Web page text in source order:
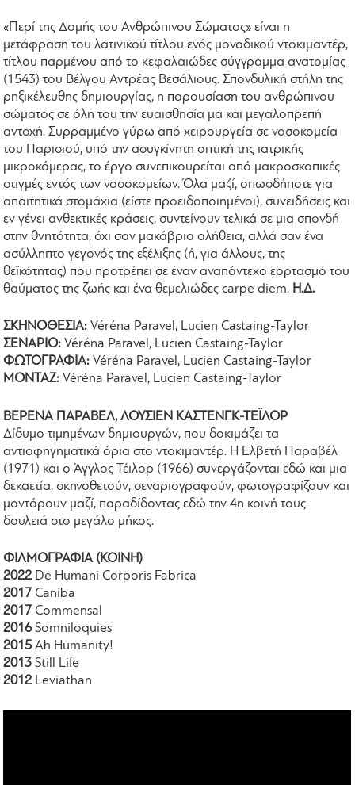
«Περί της Δομής του Ανθρώπινου Σώματος» είναι η
μετάφραση του λατινικού τίτλου ενός μοναδικού ντοκιμαντέρ,
τίτλου παρμένου από το κεφαλαιώδες σύγγραμμα ανατομίας
(1543) του Βέλγου Αντρέας Βεσάλιους. Σπονδυλική στήλη της
ρηξικέλευθης δημιουργίας, η παρουσίαση του ανθρώπινου
σώματος σε όλη του την ευαισθησία μα και μεγαλοπρεπή
αντοχή. Συρραμμένο γύρω από χειρουργεία σε νοσοκομεία
του Παρισιού, υπό την ασυγκίνητη οπτική της ιατρικής
μικροκάμερας, το έργο συνεπικουρείται από μακροσκοπικές
στιγμές εντός των νοσοκομείων. Όλα μαζί, οπωσδήποτε για
απαιτητικά στομάχια (είστε προειδοποιημένοι), συνειδήσεις και
εν γένει ανθεκτικές κράσεις, συντείνουν τελικά σε μια σπονδή
στην θνητότητα, όχι σαν μακάβρια αλήθεια, αλλά σαν ένα
ασύλληπτο γεγονός της εξέλιξης (ή, για άλλους, της
θεϊκότητας) που προτρέπει σε έναν αναπάντεχο εορτασμό του
θαύματος της ζωής και ένα θεμελιώδες carpe diem. Η.Δ.
ΣΚΗΝΟΘΕΣΙΑ: Véréna Paravel, Lucien Castaing-Taylor
ΣΕΝΑΡΙΟ: Véréna Paravel, Lucien Castaing-Taylor
ΦΩΤΟΓΡΑΦΙΑ:Véréna Paravel, Lucien Castaing-Taylor
ΜΟΝΤΑΖ: Véréna Paravel, Lucien Castaing-Taylor
ΒΕΡΕΝΑ ΠΑΡΑΒΕΛ, ΛΟΥΣΙΕΝ ΚΑΣΤΕΝΓΚ-ΤΕΪΛΟΡ
Δίδυμο τιμημένων δημιουργών, που δοκιμάζει τα
αντιαφηγηματικά όρια στο ντοκιμαντέρ. Η Ελβετή Παραβέλ
(1971) και ο Άγγλος Τέιλορ (1966) συνεργάζονται εδώ και μια
δεκαετία, σκηνοθετούν, σεναριογραφούν, φωτογραφίζουν και
μοντάρουν μαζί, παραδίδοντας εδώ την 4η κοινή τους
δουλειά στο μεγάλο μήκος.
ΦΙΛΜΟΓΡΑΦΙΑ (KOINH)
2022 De Humani Corporis Fabrica
2017 Caniba
2017 Commensal
2016Somniloquies
2015 Ah Humanity!
2013 Still Life
2012 Leviathan